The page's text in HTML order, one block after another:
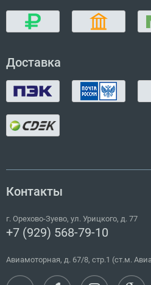
Доставка
Контакты
г. Орехово-Зуево, ул. Урицкого, д. 77
+7 (929) 568-79-10
Авиамоторная, д. 67/8, стр.1 (ст.м.